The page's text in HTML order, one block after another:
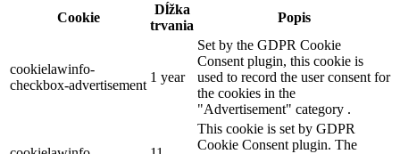
Cookie
Dĺžka
trvania
Popis
cookielawinfo-
checkbox-advertisement
1 year
Set by the GDPR Cookie
Consent plugin, this cookie is
used to record the user consent for
the cookies in the
"Advertisement" category .
This cookie is set by GDPR
Cookie Consent plugin. The